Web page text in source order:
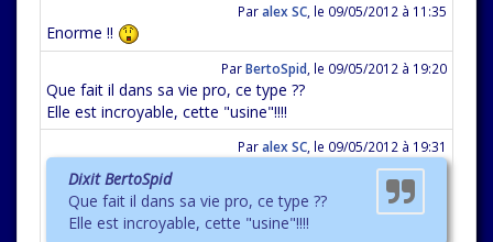
Paralex SC le 09/05/2012 à 11:35
Enorme !!
ParBertoSpid le 09/05/2012 à 19:20
Que fait il dans sa vie pro, ce type ??
Elle est incroyable, cette "usine"!!!!
Paralex SC le 09/05/2012 à 19:31
Dixit BertoSpid
Que fait il dans sa vie pro, ce type ??
Elle est incroyable, cette "usine"!!!!